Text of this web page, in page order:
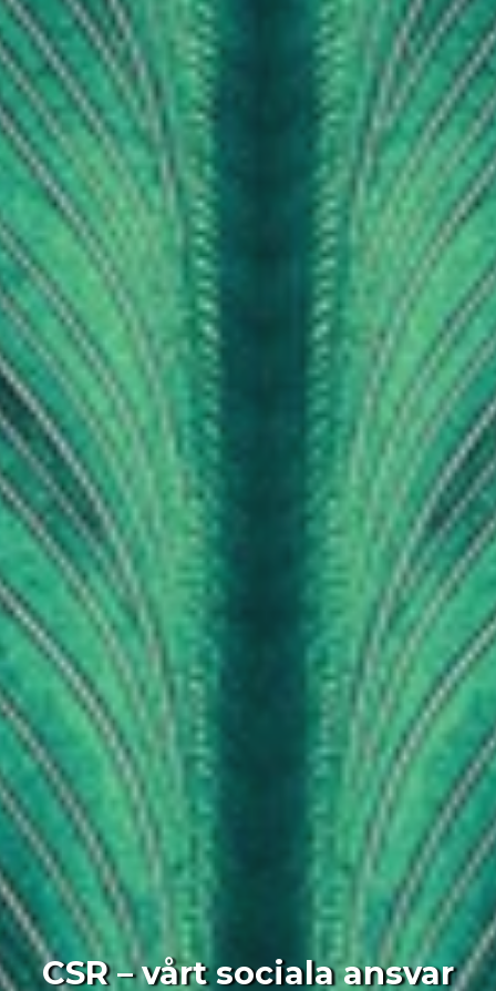
CSR – vårt sociala ansvar